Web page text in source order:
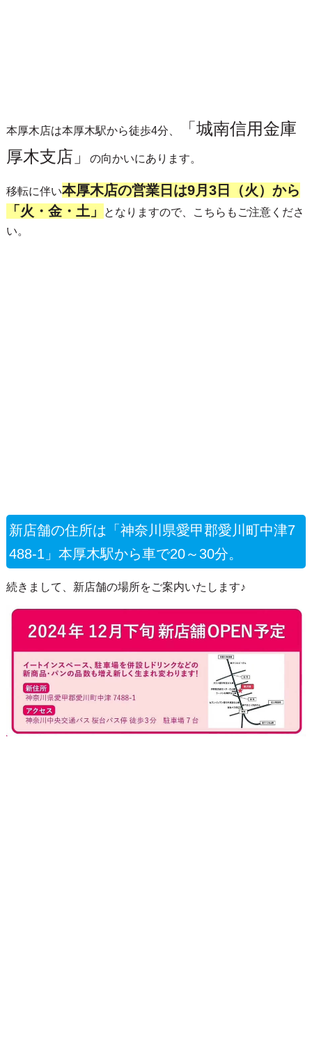
本厚木店は本厚木駅から徒歩4分、
「城南信用金庫
厚木支店」
の向かいにあります。
移転に伴い本厚木店の営業日は9月3日（火）から
「火・金・土」
となりますので、こちらもご注意くださ
い。
新店舗の住所は「神奈川県愛甲郡愛川町中津7
488-1」本厚木駅から車で20～30分。
続きまして、新店舗の場所をご案内いたします♪